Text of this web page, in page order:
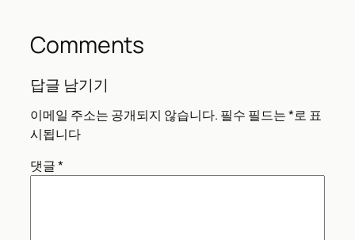
Comments
답글 남기기
이메일 주소는 공개되지 않습니다. 필수 필드는*로 표
시됩니다
댓글*